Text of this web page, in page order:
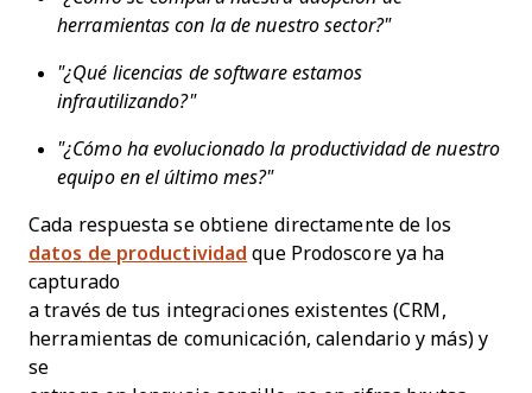
herramientas con la de nuestro sector?"
"¿Qué licencias de software estamos
infrautilizando?"
"¿Cómo ha evolucionado la productividad de nuestro
equipo en el último mes?"
Cada respuesta se obtiene directamente de los
datos de productividad que Prodoscore ya ha
capturado
a través de tus integraciones existentes (CRM,
herramientas de comunicación, calendario y más) y
se